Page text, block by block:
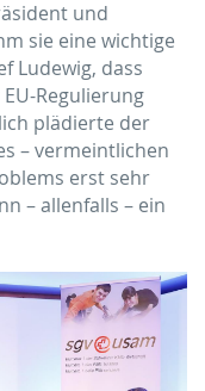
und
sie eine wichtige
Ludewig, dass
Regulierung
plädierte der
– vermeintlichen
erst sehr
– allenfalls – ein